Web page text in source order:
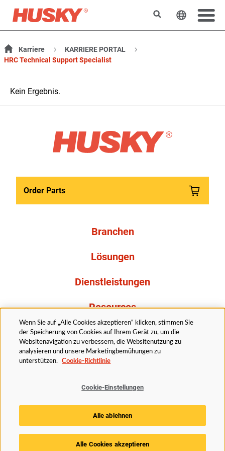
SuchenSprache
Karriere
KARRIERE PORTAL
HRC Technical Support Specialist
Kein Ergebnis.
Order Parts
Branchen
Lösungen
Dienstleistungen
Resources
Über uns
Rechtliches Datenschutzerklärung
Barrierefreiheit
Cookie Richtlinie
Cookie-Einstellungen
© 2025 Husky Technologies. Alle Rechte vorbehalten.
Wenn Sie auf „Alle Cookies akzeptieren“ klicken, stimmen Sie
der Speicherung von Cookies auf Ihrem Gerät zu, um die
Websitenavigation zu verbessern, die Websitenutzung zu
analysieren und unsere Marketingbemühungen zu
unterstützen.
Cookie-Richtlinie
Cookie-Einstellungen
Alle ablehnen
Alle Cookies akzeptieren